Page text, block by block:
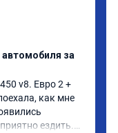
за
v8. Евро 2 +
как мне
ездить.